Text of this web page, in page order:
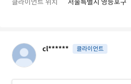
클라이언트 위치 서울특별시 영등포구
cl****** 클라이언트